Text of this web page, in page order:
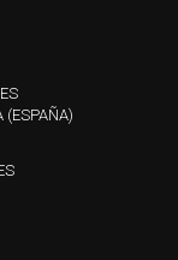
(ESPAÑA)